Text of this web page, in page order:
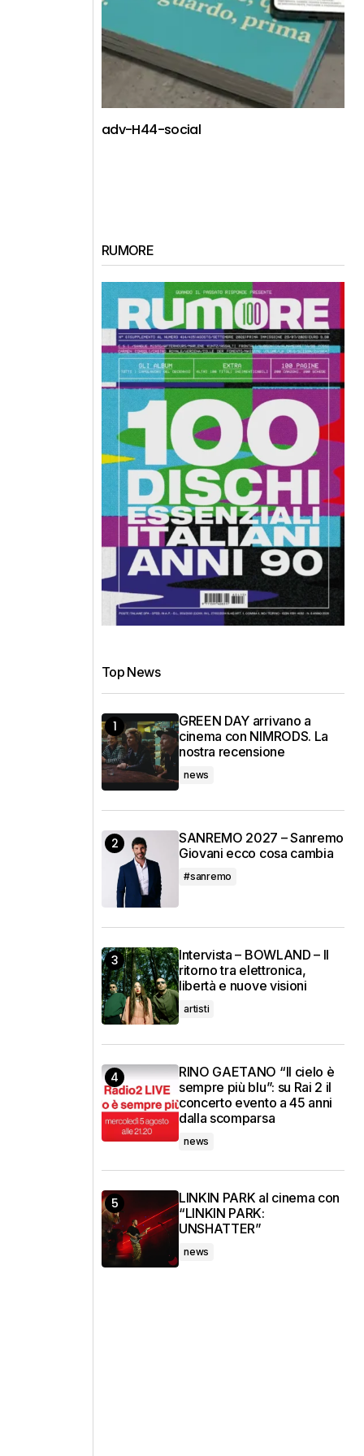
adv-H44-social
RUMORE
Top News
GREEN DAY arrivano a
cinema con NIMRODS. La
nostra recensione
news
SANREMO 2027 – Sanremo
Giovani ecco cosa cambia
#sanremo
Intervista – BOWLAND – Il
ritorno tra elettronica,
libertà e nuove visioni
artisti
RINO GAETANO “Il cielo è
sempre più blu”: su Rai 2 il
concerto evento a 45 anni
dalla scomparsa
news
LINKIN PARK al cinema con
“LINKIN PARK:
UNSHATTER”
news